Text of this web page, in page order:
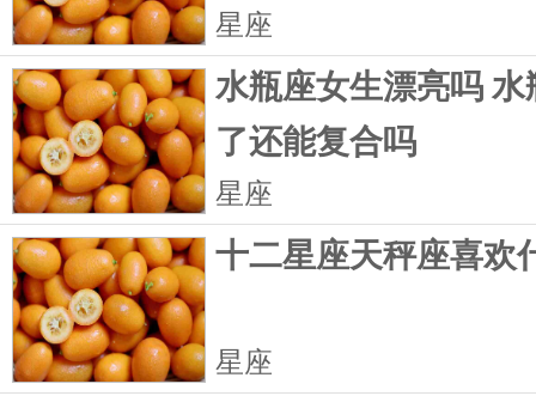
星座
水瓶座女生漂亮吗
了还能复合吗
星座
十二星座天秤座喜欢
星座